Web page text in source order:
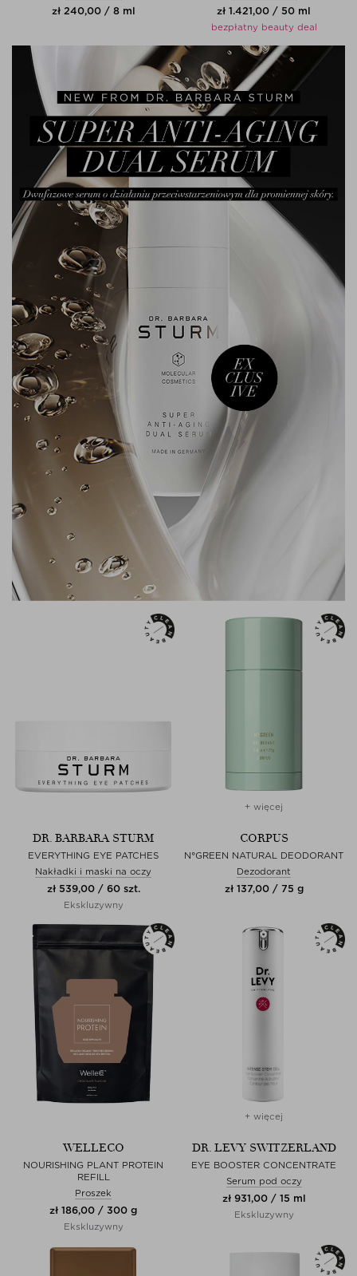
zł 240,00 / 8 ml zł 1.421,00 / 50 ml
bezpłatny beauty deal
DR. BARBARA STURM
EVERYTHING EYE PATCHES
Nakładki i maski na oczy
zł 539,00 / 60 szt.
Ekskluzywny
+ więcej
CORPUS
N°GREEN NATURAL DEODORANT
Dezodorant
zł 137,00 / 75 g
WELLECO
NOURISHING PLANT PROTEIN
REFILL
Proszek
zł 186,00 / 300 g
Ekskluzywny
+ więcej
DR. LEVY SWITZERLAND
EYE BOOSTER CONCENTRATE
Serum pod oczy
zł 931,00 / 15 ml
Ekskluzywny